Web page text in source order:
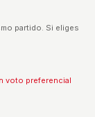
partido. Si eliges
voto preferencial